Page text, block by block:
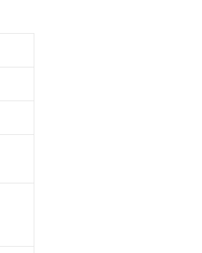
お客様担当のオムロン制御機器販売店・
ーク
に漏洩または開示しないようお願いしま
くには、I-Webメンバーズにご登録され
"
の「1.共同利用者の範囲」に記載されて
ります。
て非含有を証明するものではありません。
完了までの期間は出荷製品に未対応品が
示します。
環境に深刻な影響を及ぼさない年数を意
び3の内容を当該第三者に通知します。
するおそれがある場合は、取り引きをい
先、またはお客様担当のオムロン制御
機種